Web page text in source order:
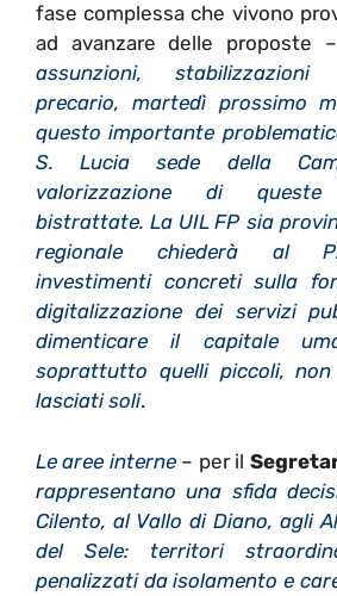
fase complessa che vivono
ad avanzare delle proposte
assunzioni,
precario, martedì prossimo
questo importante
S. Lucia sede della
valorizzazione di queste
bistrattate. La UIL FP sia
regionale chiederà al
investimenti concreti sulla
digitalizzazione dei servizi
dimenticare il capitale
soprattutto quelli piccoli, non
lasciati soli.
Le aree interne– per il
rappresentano una sfida
Cilento, al Vallo di Diano, agli
del Sele: territori
penalizzati da isolamento e